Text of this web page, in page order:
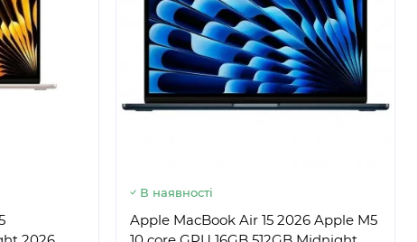
В наявності
Apple MacBook Air 15 2026 Apple M5